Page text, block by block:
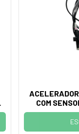
COM